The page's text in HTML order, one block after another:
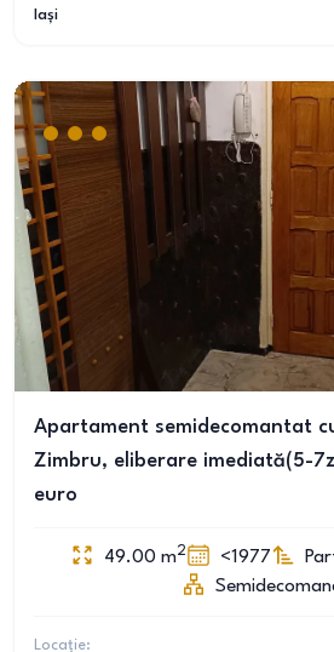
Iași
Apartament semidecomantat
Zimbru, eliberare imediată(5-
euro
49.00 m2 <1977
Locație: